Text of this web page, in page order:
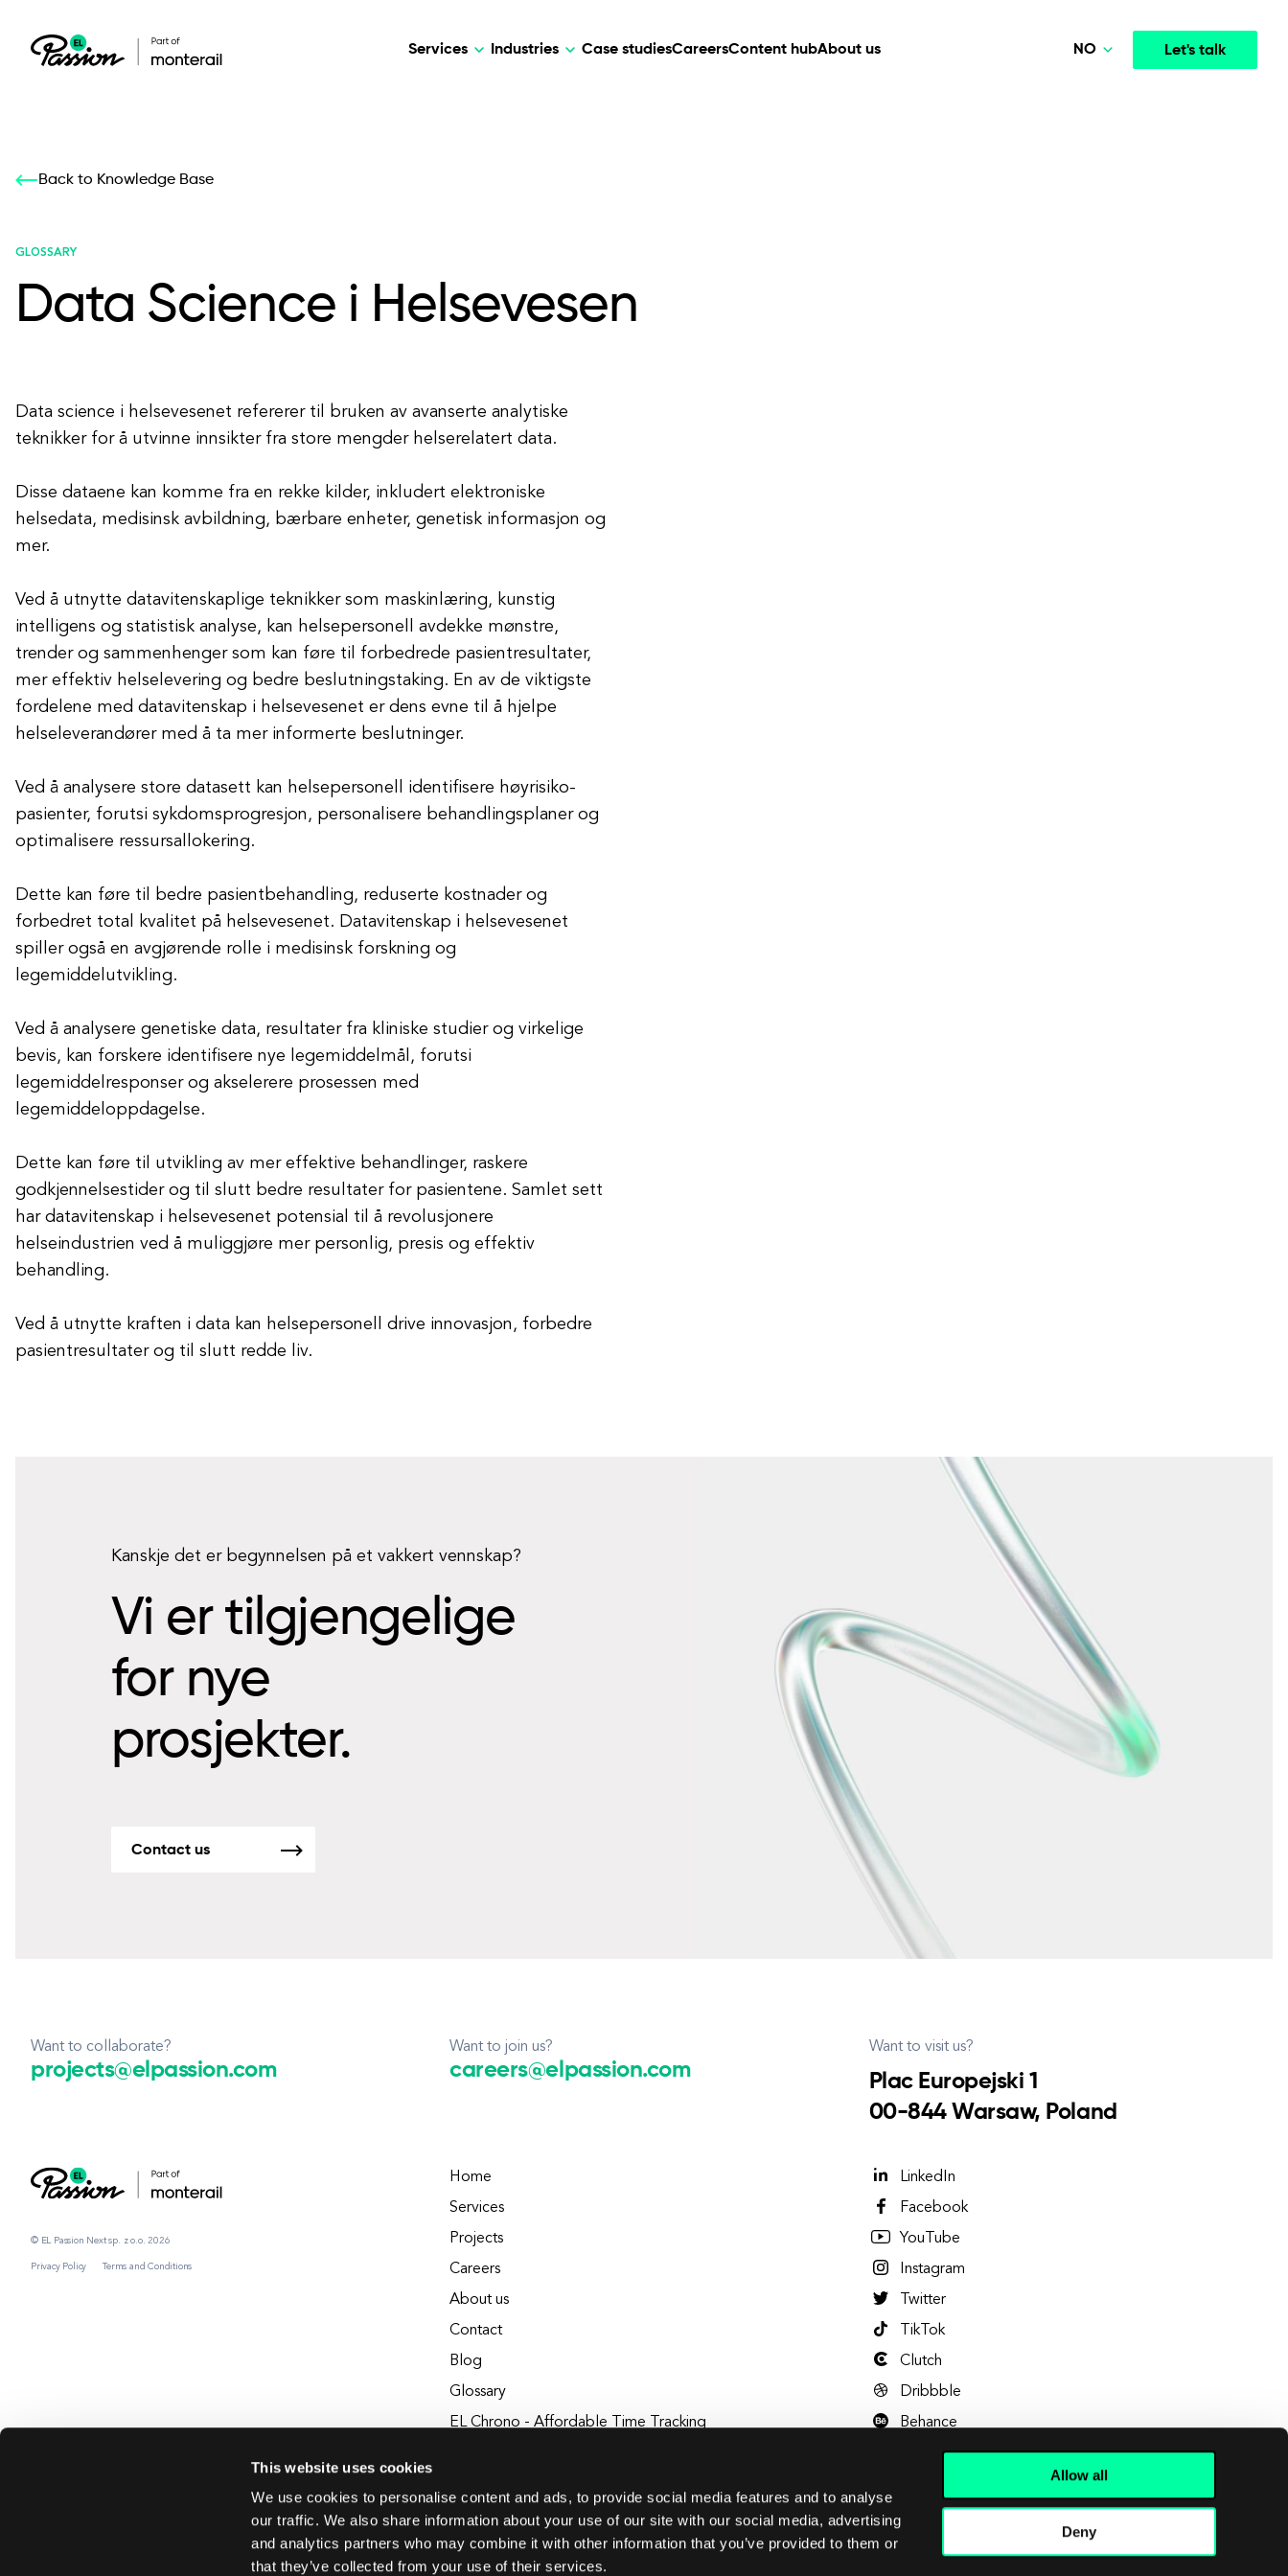
This website uses cookies
We use cookies to personalise content and ads, to provide social media features and to analyse
our traffic. We also share information about your use of our site with our social media, advertising
and analytics partners who may combine it with other information that you’ve provided to them or
that they’ve collected from your use of their services.
Allow all
Deny
Services
Our services: build,
All services
Industries
Our services: build,
Case studiesCareersContent hubAbout us Let's talk
NO
Back to Knowledge Base
GLOSSARY
Data Science i Helsevesen
Data science i helsevesenet refererer til bruken av avanserte analytiske
teknikker for å utvinne innsikter fra store mengder helserelatert data.
Disse dataene kan komme fra en rekke kilder, inkludert elektroniske
helsedata, medisinsk avbildning, bærbare enheter, genetisk informasjon og
mer.
Ved å utnytte datavitenskaplige teknikker som maskinlæring, kunstig
intelligens og statistisk analyse, kan helsepersonell avdekke mønstre,
trender og sammenhenger som kan føre til forbedrede pasientresultater,
mer effektiv helselevering og bedre beslutningstaking. En av de viktigste
fordelene med datavitenskap i helsevesenet er dens evne til å hjelpe
helseleverandører med å ta mer informerte beslutninger.
Ved å analysere store datasett kan helsepersonell identifisere høyrisiko-
pasienter, forutsi sykdomsprogresjon, personalisere behandlingsplaner og
optimalisere ressursallokering.
Dette kan føre til bedre pasientbehandling, reduserte kostnader og
forbedret total kvalitet på helsevesenet. Datavitenskap i helsevesenet
spiller også en avgjørende rolle i medisinsk forskning og
legemiddelutvikling.
Ved å analysere genetiske data, resultater fra kliniske studier og virkelige
bevis, kan forskere identifisere nye legemiddelmål, forutsi
legemiddelresponser og akselerere prosessen med
legemiddeloppdagelse.
Dette kan føre til utvikling av mer effektive behandlinger, raskere
godkjennelsestider og til slutt bedre resultater for pasientene. Samlet sett
har datavitenskap i helsevesenet potensial til å revolusjonere
helseindustrien ved å muliggjøre mer personlig, presis og effektiv
behandling.
Ved å utnytte kraften i data kan helsepersonell drive innovasjon, forbedre
pasientresultater og til slutt redde liv.
Kanskje det er begynnelsen på et vakkert vennskap?
Vi er tilgjengelige
for nye
prosjekter.
Contact us
Want to collaborate?
projects@elpassion.com
Want to join us?
careers@elpassion.com
Want to visit us?
Plac Europejski 1
00-844 Warsaw, Poland
© EL Passion Next sp. z o.o. 2026
Privacy Policy Terms and Conditions
Home
Services
Projects
Careers
About us
Contact
Blog
Glossary
EL Chrono - Affordable Time Tracking
LinkedIn
Facebook
YouTube
Instagram
Twitter
TikTok
Clutch
Dribbble
Behance